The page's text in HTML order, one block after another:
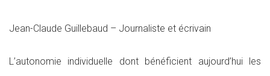
Jean-Claude Guillebaud – Journaliste et écrivain
L’autonomie individuelle dont bénéficient aujourd’hui les